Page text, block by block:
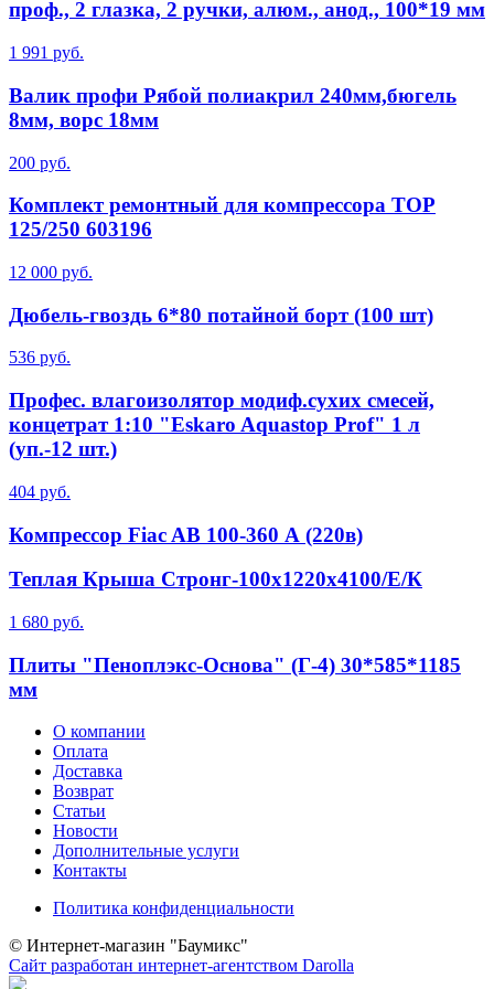
проф., 2 глазка, 2 ручки, алюм., анод., 100*19 мм
1 991 руб.
Валик профи Рябой полиакрил 240мм,бюгель
8мм, ворс 18мм
200 руб.
Комплект ремонтный для компрессора TOP
125/250 603196
12 000 руб.
Дюбель-гвоздь 6*80 потайной борт (100 шт)
536 руб.
Профес. влагоизолятор модиф.сухих смесей,
концетрат 1:10 "Eskaro Aquastop Prof" 1 л
(уп.-12 шт.)
404 руб.
Компрессор Fiac AB 100-360 А (220в)
Теплая Крыша Стронг-100х1220х4100/Е/К
1 680 руб.
Плиты "Пеноплэкс-Основа" (Г-4) 30*585*1185
мм
О компании
Оплата
Доставка
Возврат
Статьи
Новости
Дополнительные услуги
Контакты
Политика конфиденциальности
© Интернет-магазин "Баумикс"
Сайт разработан интернет-агентством Darolla